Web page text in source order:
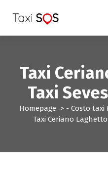
a
Taxi
Taxi
Homepage > - Costo taxi
Taxi Ceriano